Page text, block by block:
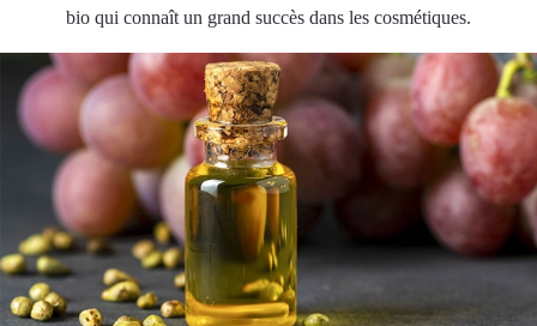
bio qui connaît un grand succès dans les cosmétiques.